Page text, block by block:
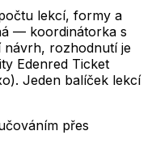
lekcí, formy a
— koordinátorka s
návrh, rozhodnutí je
Edenred Ticket
Jeden balíček lekcí
přes